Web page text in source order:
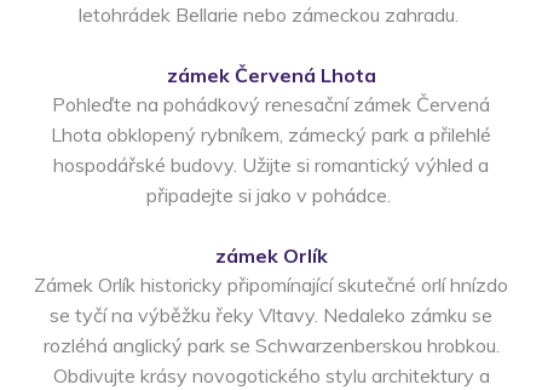
letohrádek Bellarie nebo zámeckou zahradu.
zámek Červená Lhota
Pohleďte na pohádkový renesační zámek Červená
Lhota obklopený rybníkem, zámecký park a přilehlé
hospodářské budovy. Užijte si romantický výhled a
připadejte si jako v pohádce.
zámek Orlík
Zámek Orlík historicky připomínající skutečné orlí hnízdo
se tyčí na výběžku řeky Vltavy. Nedaleko zámku se
rozléhá anglický park se Schwarzenberskou hrobkou.
Obdivujte krásy novogotického stylu architektury a